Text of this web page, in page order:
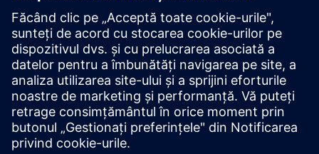
CONTACTAȚI-NE
Începeți
Contactați-ne